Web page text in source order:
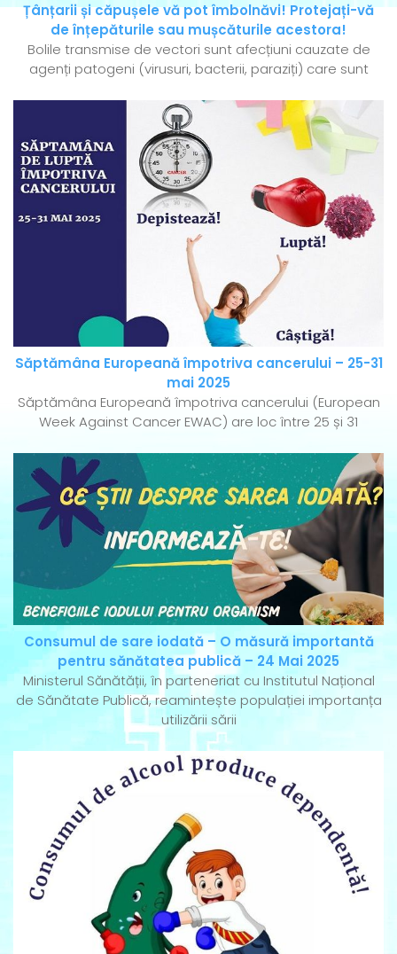
Țânțarii și căpușele vă pot îmbolnăvi! Protejați-vă
de înțepăturile sau mușcăturile acestora!
Bolile transmise de vectori sunt afecțiuni cauzate de
agenți patogeni (virusuri, bacterii, paraziți) care sunt
Săptămâna Europeană împotriva cancerului – 25-31
mai 2025
Săptămâna Europeană împotriva cancerului (European
Week Against Cancer EWAC) are loc între 25 și 31
Consumul de sare iodată – O măsură importantă
pentru sănătatea publică – 24 Mai 2025
Ministerul Sănătății, în parteneriat cu Institutul Național
de Sănătate Publică, reamintește populației importanța
utilizării sării